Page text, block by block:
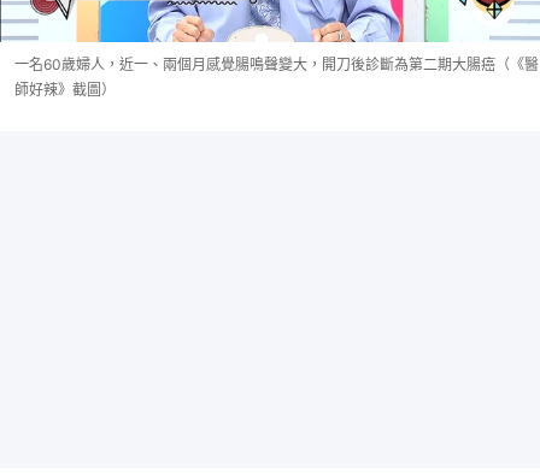
一名60歲婦人，近一、兩個月感覺腸鳴聲變大，開刀後診斷為第二期大腸癌（《醫
師好辣》截圖）